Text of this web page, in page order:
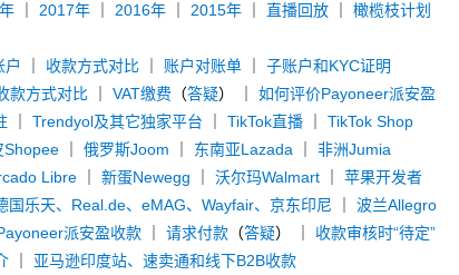
2017年 2016年 2015年 直播回放 ｜橄榄枝计划
户 收款方式对比 账户对账单 ｜子账户和KYC证明
款方式对比 ｜VAT缴费 （答疑） ｜如何评价Payoneer派安盈
｜Trendyol及其它独家平台 ｜TikTok直播 ｜TikTok Shop
Shopee ｜俄罗斯Joom 东南亚Lazada ｜非洲Jumia
Libre ｜新蛋Newegg ｜沃尔玛Walmart ｜苹果开发者
国乐天、Real.de、eMAG、Wayfair、京东印尼 ｜波兰Allegro
派安盈收款 ｜请求付款 （答疑） ｜ 收款审核时“待定”
亚马逊印度站、速卖通和线下B2B收款